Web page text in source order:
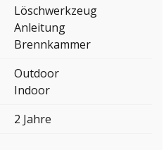
Löschwerkzeug
Anleitung
Brennkammer
Outdoor
Indoor
2 Jahre